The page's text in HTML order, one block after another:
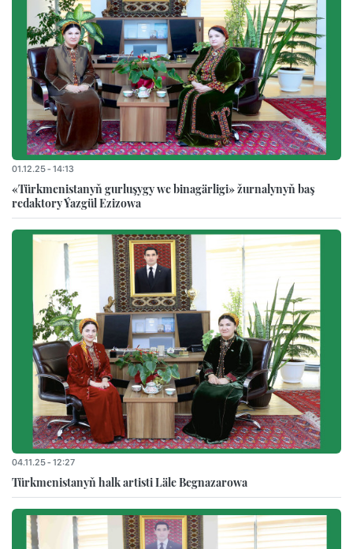
01.12.25 - 14:13
«Türkmenistanyň gurluşygy we binagärligi» žurnalynyň baş
redaktory Ýazgül Ezizowa
04.11.25 - 12:27
Türkmenistanyň halk artisti Läle Begnazarowa